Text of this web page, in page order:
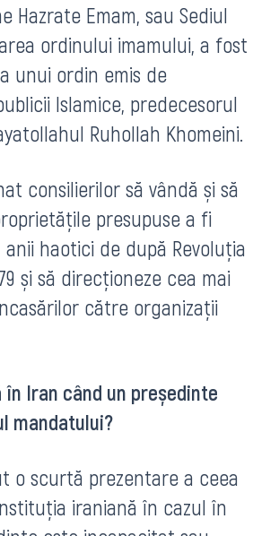
Hazrate Emam, sau Sediul
ordinului imamului, a fost
unui ordin emis de
Islamice, predecesorul
Ruhollah Khomeini.
consilierilor să vândă și să
presupuse a fi
haotici de după Revoluția
și să direcționeze cea mai
către organizații
în Iran când un președinte
mandatului?
o scurtă prezentare a ceea
iraniană în cazul în